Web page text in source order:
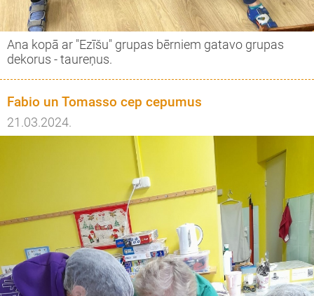
Ana kopā ar "Ezīšu" grupas bērniem gatavo grupas
dekorus - taureņus.
Fabio un Tomasso cep cepumus
21.03.2024.